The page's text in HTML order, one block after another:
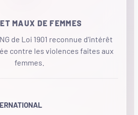
MAUX DE FEMMES
de Loi 1901 reconnue d'intérêt
contre les violences faites aux
femmes.